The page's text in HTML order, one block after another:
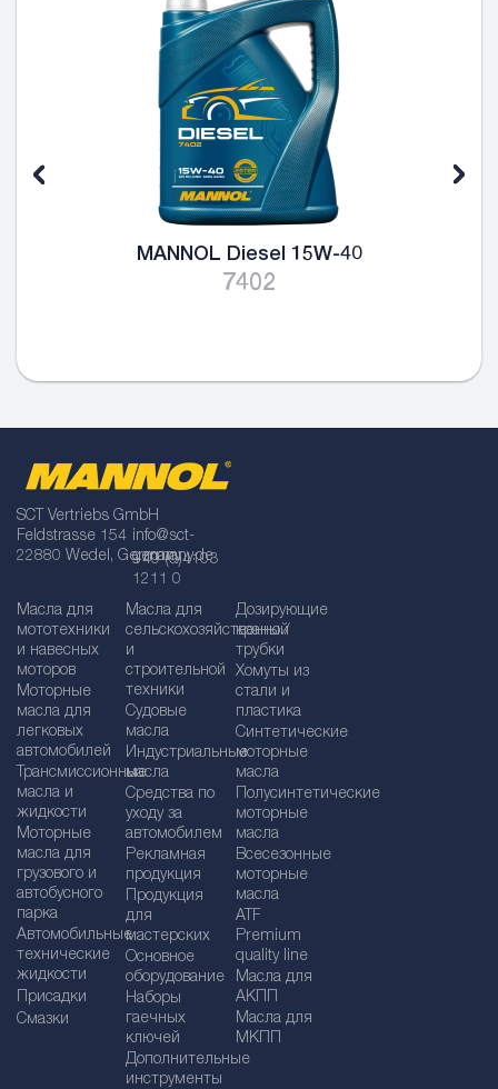
MANNOL Diesel 15W-40
7402
SCT Vertriebs GmbH
Feldstrasse 154
22880 Wedel, Germany
info@sct-
germany.de
+49 (0)4103
1211 0
Масла для
мототехники
и навесных
моторов
Моторные
масла для
легковых
автомобилей
Трансмиссионные
масла и
жидкости
Моторные
масла для
грузового и
автобусного
парка
Автомобильные
технические
жидкости
Присадки
Смазки
Масла для
сельскохозяйственной
и
строительной
техники
Судовые
масла
Индустриальные
масла
Средства по
уходу за
автомобилем
Рекламная
продукция
Продукция
для
мастерских
Основное
оборудование
Наборы
гаечных
ключей
Дополнительные
инструменты
Дозирующие
краны /
трубки
Хомуты из
стали и
пластика
Синтетические
моторные
масла
Полусинтетические
моторные
масла
Bсесезонные
моторные
масла
ATF
Premium
quality line
Масла для
АКПП
Масла для
МКПП